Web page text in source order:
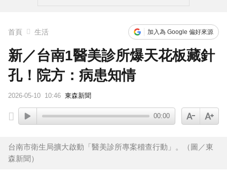
首頁 生活 加入為 Google 偏好來源
新／台南1醫美診所爆天花板藏針
孔！院方：病患知情
2026-05-10 10:46 東森新聞
00:00
台南市衛生局擴大啟動「醫美診所專案稽查行動」。（圖／東
森新聞）